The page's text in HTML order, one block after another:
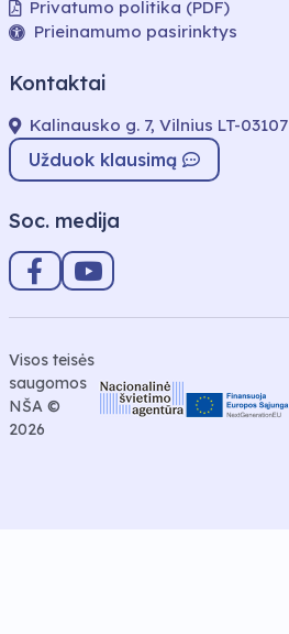
Privatumo politika (PDF)
Prieinamumo pasirinktys
Kontaktai
Kalinausko g. 7, Vilnius LT-03107
Užduok klausimą
Soc. medija
Visos teisės
saugomos
NŠA ©
2026